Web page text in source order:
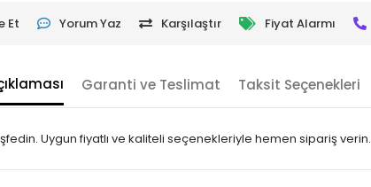
Et Yorum Yaz Karşılaştır Fiyat Alarmı
Garanti ve Teslimat Taksit Seçenekleri
Uygun fiyatlı ve kaliteli seçenekleriyle hemen sipariş verin.